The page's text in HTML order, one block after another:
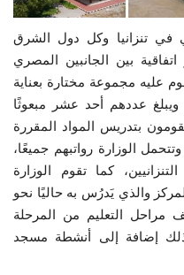
في تنزانيا وكل دول الشرق
بين الجانبين المصري
٢٠٠٣م، حيث يقوم عليه مجموعة مختارة بعناية
عددهم أحد عشر مبعوثًا
بتدريس المواد المقررة
الوزارة رواتبهم جميعًا،
كما تقوم الوزارة
والذي يَدرُس به حاليًا نحو
مراحل التعليم من المرحلة
وذلك إضافة إلى أنشطة مسجد